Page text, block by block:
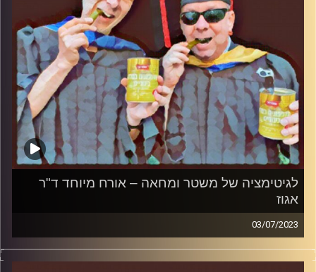
לגיטימציה של משטר ומחאה – אורח מיוחד ד"ר
אגוז
03/07/2023
המערכת הפוליטית על ספת הפסיכולוג, עם פרופסור בועז בן-
דוד ואורח מיוחד ד"ר אגוז